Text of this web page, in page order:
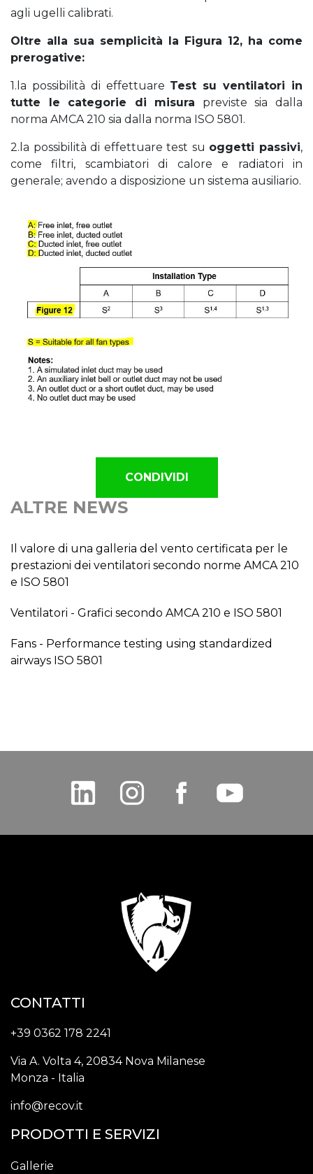
agli ugelli calibrati.
Oltre alla sua semplicità la Figura 12, ha come
prerogative:
1.la possibilità di effettuare Test su ventilatori in
tutte le categorie di misura previste sia dalla
norma AMCA 210 sia dalla norma ISO 5801.
2.la possibilità di effettuare test su oggetti passivi,
come filtri, scambiatori di calore e radiatori in
generale; avendo a disposizione un sistema ausiliario.
CONDIVIDI
ALTRE NEWS
Il valore di una galleria del vento certificata per le
prestazioni dei ventilatori secondo norme AMCA 210
e ISO 5801
Ventilatori - Grafici secondo AMCA 210 e ISO 5801
Fans - Performance testing using standardized
airways ISO 5801
CONTATTI
+39 0362 178 2241
Via A. Volta 4, 20834 Nova Milanese
Monza - Italia
info@recov.it
PRODOTTI E SERVIZI
Gallerie